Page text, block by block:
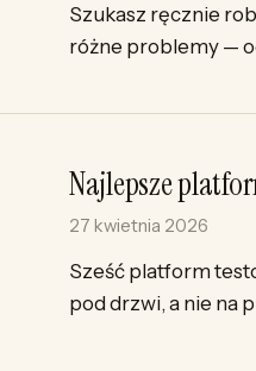
Szukasz ręcznie
różne problemy —
Najlepsze
27 kwietnia 2026
Sześć platform
pod drzwi, a nie na